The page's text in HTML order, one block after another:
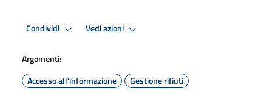
Condividi Vedi azioni
Argomenti:
Accesso all'informazione
Gestione rifiuti